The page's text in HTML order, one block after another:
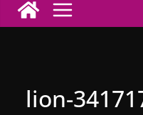
lion-